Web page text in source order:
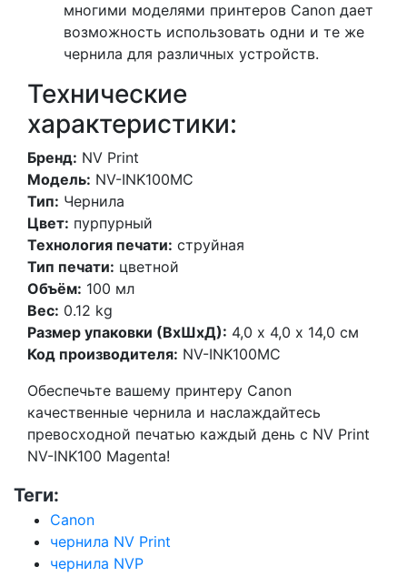
многими моделями принтеров Canon дает
возможность использовать одни и те же
чернила для различных устройств.
Технические
характеристики:
Бренд: NV Print
Модель: NV-INK100MC
Тип: Чернила
Цвет: пурпурный
Технология печати: струйная
Тип печати: цветной
Объём: 100 мл
Вес: 0.12 kg
Размер упаковки (ВхШхД): 4,0 х 4,0 х 14,0 см
Код производителя: NV-INK100MC
Обеспечьте вашему принтеру Canon
качественные чернила и наслаждайтесь
превосходной печатью каждый день с NV Print
NV-INK100 Magenta!
Теги:
Canon
чернила NV Print
чернила NVP